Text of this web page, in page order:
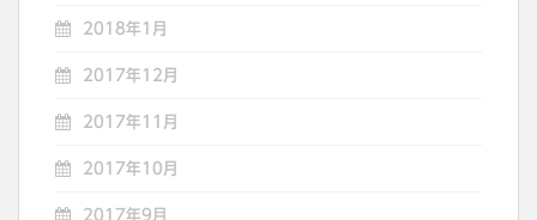
2018年1月
2017年12月
2017年11月
2017年10月
2017年9月